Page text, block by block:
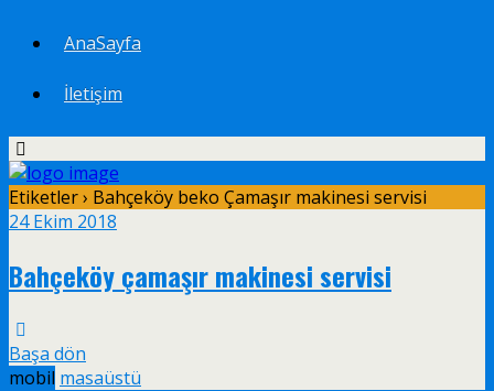
AnaSayfa
İletişim
Etiketler › Bahçeköy beko Çamaşır makinesi servisi
24 Ekim 2018
Bahçeköy çamaşır makinesi servisi
Başa dön
mobil masaüstü